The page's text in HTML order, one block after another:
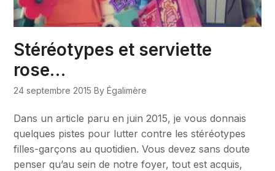
Stéréotypes et serviette
rose…
24 septembre 2015 By Égalimère
Dans un article paru en juin 2015, je vous donnais
quelques pistes pour lutter contre les stéréotypes
filles-garçons au quotidien. Vous devez sans doute
penser qu’au sein de notre foyer, tout est acquis,